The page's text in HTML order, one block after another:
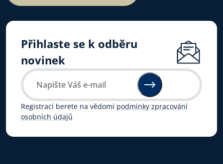
Přihlaste se k odběru
novinek
Registrací berete na vědomí podmínky zpracování
osobních údajů